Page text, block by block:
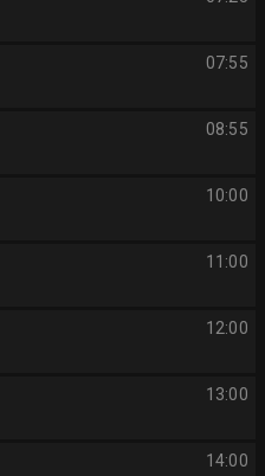
07:55
08:55
10:00
11:00
12:00
13:00
14:00